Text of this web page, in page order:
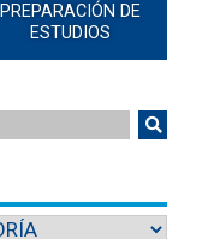
PREPARACIÓN DE
ESTUDIOS